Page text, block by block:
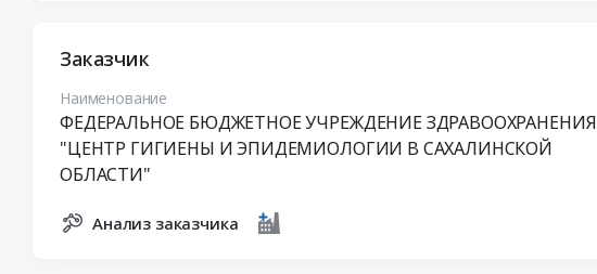
Заказчик
Наименование
ФЕДЕРАЛЬНОЕ БЮДЖЕТНОЕ УЧРЕЖДЕНИЕ ЗДРАВООХРАНЕНИЯ
"ЦЕНТР ГИГИЕНЫ И ЭПИДЕМИОЛОГИИ В САХАЛИНСКОЙ
ОБЛАСТИ"
Анализ заказчика